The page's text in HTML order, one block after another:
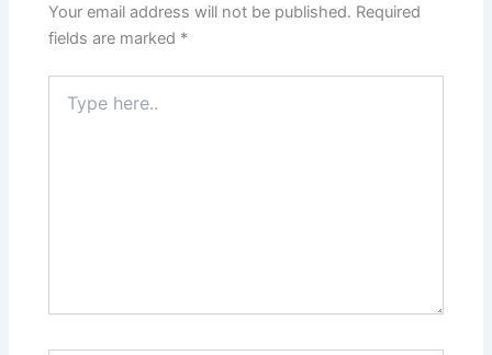
Your email address will not be published. Required
fields are marked *
here..